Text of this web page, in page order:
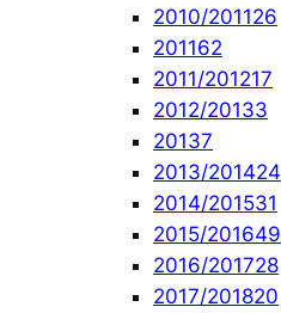
2010/201126
201162
2011/201217
2012/20133
20137
2013/201424
2014/201531
2015/201649
2016/201728
2017/201820